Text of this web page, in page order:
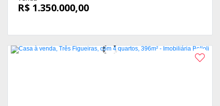
R$ 1.350.000,00